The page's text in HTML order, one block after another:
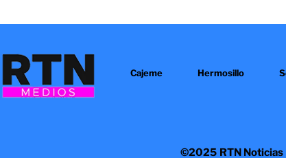
Cajeme Hermosillo
©2025 RTN Noticias